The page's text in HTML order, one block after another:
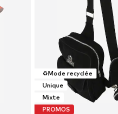
♻️Mode recyclée
Unique
Mixte
PROMOS